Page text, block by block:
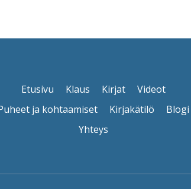
Etusivu Klaus Kirjat
Videot
ja kohtaamiset
Kirjakätilö
Blogi
Yhteys